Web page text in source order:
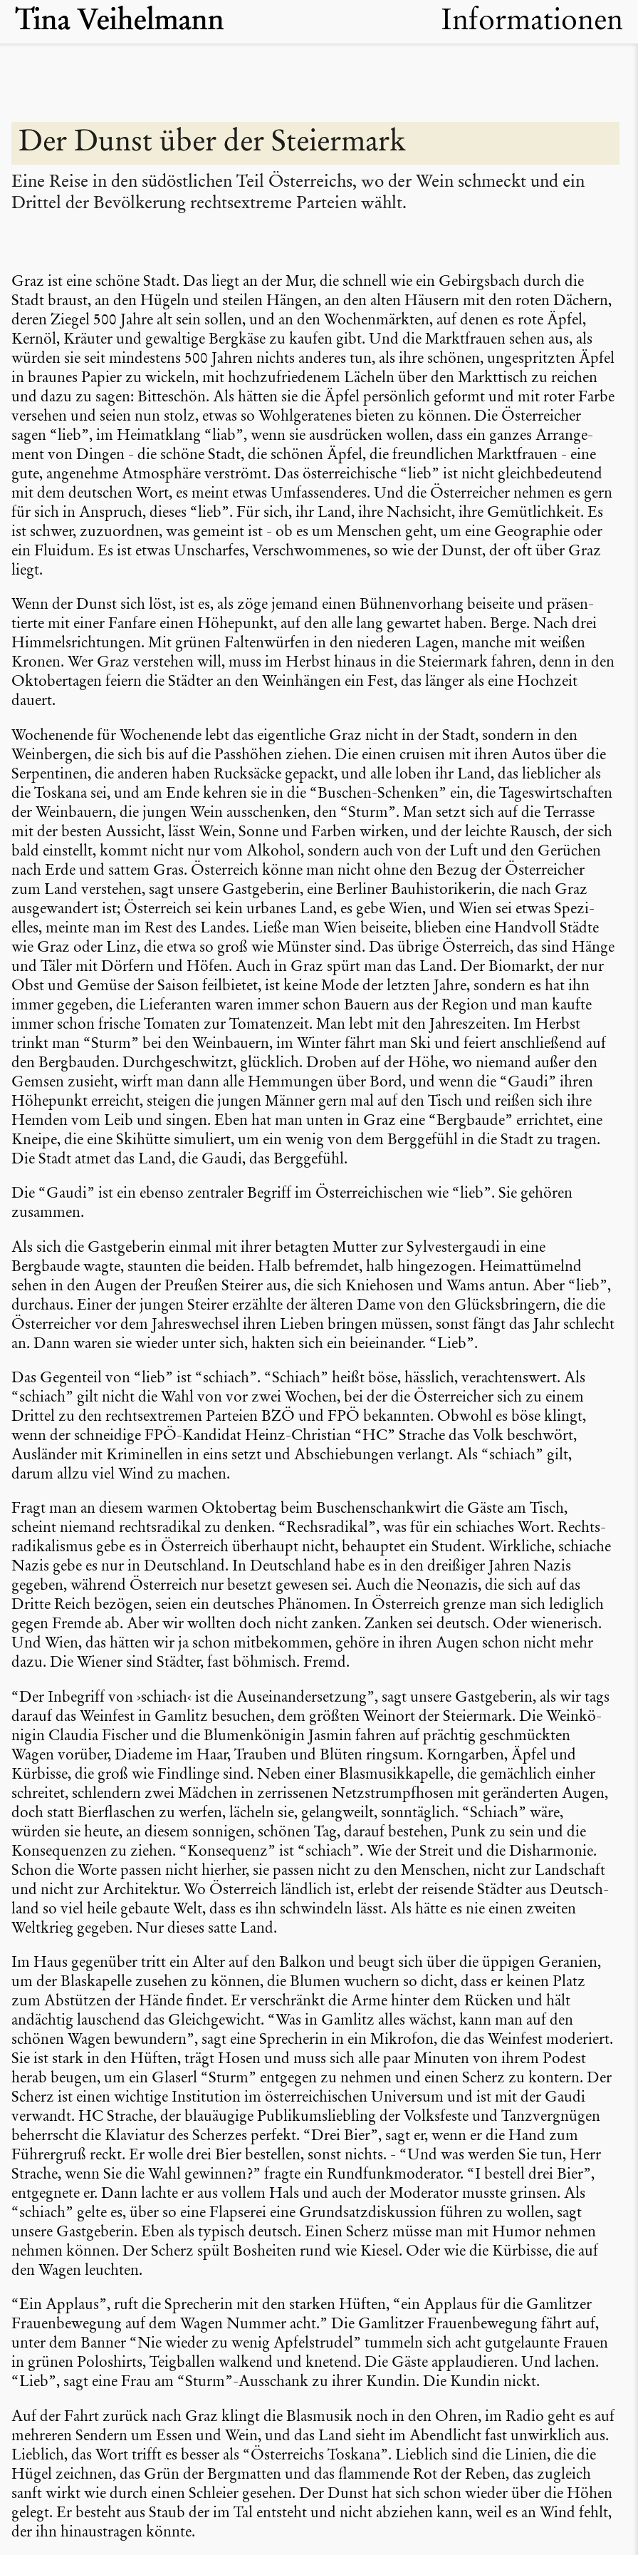
SkipTina Veihelmann Informationen
Der Dunst über der Steier­mark
Eine Reise in den südöst­li­chen Teil Öster­reichs, wo der Wein schmeckt und ein
Drittel der Bevöl­ke­rung rechts­extreme Parteien wählt.
Graz ist eine schöne Stadt. Das liegt an der Mur, die schnell wie ein Gebirgs­bach durch die
Stadt braust, an den Hügeln und steilen Hängen, an den alten Häusern mit den roten Dächern,
deren Ziegel 500 Jahre alt sein sollen, und an den Wochen­märkten, auf denen es rote Äpfel,
Kernöl, Kräuter und gewaltige Bergkäse zu kaufen gibt. Und die Markt­frauen sehen aus, als
würden sie seit mindes­tens 500 Jahren nichts anderes tun, als ihre schönen, ungespritzten Äpfel
in braunes Papier zu wickeln, mit hochzu­frie­denem Lächeln über den Markt­tisch zu reichen
und dazu zu sagen: Bitte­schön. Als hätten sie die Äpfel persön­lich geformt und mit roter Farbe
versehen und seien nun stolz, etwas so Wohlge­ra­tenes bieten zu können. Die Öster­rei­cher
sagen “lieb”, im Heimat­klang “liab”, wenn sie ausdrü­cken wollen, dass ein ganzes Arran­ge­
ment von Dingen - die schöne Stadt, die schönen Äpfel, die freund­li­chen Markt­frauen - eine
gute, angenehme Atmosphäre verströmt. Das öster­rei­chi­sche “lieb” ist nicht gleich­be­deu­tend
mit dem deutschen Wort, es meint etwas Umfas­sen­deres. Und die Öster­rei­cher nehmen es gern
für sich in Anspruch, dieses “lieb”. Für sich, ihr Land, ihre Nachsicht, ihre Gemüt­lich­keit. Es
ist schwer, zuzuordnen, was gemeint ist - ob es um Menschen geht, um eine Geogra­phie oder
ein Fluidum. Es ist etwas Unscharfes, Verschwom­menes, so wie der Dunst, der oft über Graz
liegt.
Wenn der Dunst sich löst, ist es, als zöge jemand einen Bühnen­vor­hang beiseite und präsen­
tierte mit einer Fanfare einen Höhepunkt, auf den alle lang gewartet haben. Berge. Nach drei
Himmels­rich­tungen. Mit grünen Falten­würfen in den niederen Lagen, manche mit weißen
Kronen. Wer Graz verstehen will, muss im Herbst hinaus in die Steier­mark fahren, denn in den
Oktober­tagen feiern die Städter an den Weinhängen ein Fest, das länger als eine Hochzeit
dauert.
Wochen­ende für Wochen­ende lebt das eigent­liche Graz nicht in der Stadt, sondern in den
Weinbergen, die sich bis auf die Passhöhen ziehen. Die einen cruisen mit ihren Autos über die
Serpen­tinen, die anderen haben Rucksäcke gepackt, und alle loben ihr Land, das liebli­cher als
die Toskana sei, und am Ende kehren sie in die “Buschen-Schenken” ein, die Tages­wirt­schaften
der Weinbauern, die jungen Wein ausschenken, den “Sturm”. Man setzt sich auf die Terrasse
mit der besten Aussicht, lässt Wein, Sonne und Farben wirken, und der leichte Rausch, der sich
bald einstellt, kommt nicht nur vom Alkohol, sondern auch von der Luft und den Gerüchen
nach Erde und sattem Gras. Öster­reich könne man nicht ohne den Bezug der Öster­rei­cher
zum Land verstehen, sagt unsere Gastge­berin, eine Berliner Bauhis­to­ri­kerin, die nach Graz
ausge­wan­dert ist; Öster­reich sei kein urbanes Land, es gebe Wien, und Wien sei etwas Spezi­
elles, meinte man im Rest des Landes. Ließe man Wien beiseite, blieben eine Handvoll Städte
wie Graz oder Linz, die etwa so groß wie Münster sind. Das übrige Öster­reich, das sind Hänge
und Täler mit Dörfern und Höfen. Auch in Graz spürt man das Land. Der Biomarkt, der nur
Obst und Gemüse der Saison feilbietet, ist keine Mode der letzten Jahre, sondern es hat ihn
immer gegeben, die Liefe­ranten waren immer schon Bauern aus der Region und man kaufte
immer schon frische Tomaten zur Tomaten­zeit. Man lebt mit den Jahres­zeiten. Im Herbst
trinkt man “Sturm” bei den Weinbauern, im Winter fährt man Ski und feiert anschlie­ßend auf
den Bergbauden. Durch­ge­schwitzt, glücklich. Droben auf der Höhe, wo niemand außer den
Gemsen zusieht, wirft man dann alle Hemmungen über Bord, und wenn die “Gaudi” ihren
Höhepunkt erreicht, steigen die jungen Männer gern mal auf den Tisch und reißen sich ihre
Hemden vom Leib und singen. Eben hat man unten in Graz eine “Bergbaude” errichtet, eine
Kneipe, die eine Skihütte simuliert, um ein wenig von dem Bergge­fühl in die Stadt zu tragen.
Die Stadt atmet das Land, die Gaudi, das Bergge­fühl.
Die “Gaudi” ist ein ebenso zentraler Begriff im Öster­rei­chi­schen wie “lieb”. Sie gehören
zusammen.
Als sich die Gastge­berin einmal mit ihrer betagten Mutter zur Sylves­ter­gaudi in eine
Bergbaude wagte, staunten die beiden. Halb befremdet, halb hinge­zogen. Heimat­tü­melnd
sehen in den Augen der Preußen Steirer aus, die sich Kniehosen und Wams antun. Aber “lieb”,
durchaus. Einer der jungen Steirer erzählte der älteren Dame von den Glücks­brin­gern, die die
Öster­rei­cher vor dem Jahres­wechsel ihren Lieben bringen müssen, sonst fängt das Jahr schlecht
an. Dann waren sie wieder unter sich, hakten sich ein beiein­ander. “Lieb”.
Das Gegenteil von “lieb” ist “schiach”. “Schiach” heißt böse, hässlich, verach­tens­wert. Als
“schiach” gilt nicht die Wahl von vor zwei Wochen, bei der die Öster­rei­cher sich zu einem
Drittel zu den rechts­extremen Parteien BZÖ und FPÖ bekannten. Obwohl es böse klingt,
wenn der schnei­dige FPÖ-Kandidat Heinz-Christian “HC” Strache das Volk beschwört,
Ausländer mit Krimi­nellen in eins setzt und Abschie­bungen verlangt. Als “schiach” gilt,
darum allzu viel Wind zu machen.
Fragt man an diesem warmen Oktobertag beim Buschen­schank­wirt die Gäste am Tisch,
scheint niemand rechts­ra­dikal zu denken. “Rechs­ra­dikal”, was für ein schiaches Wort. Rechts­
ra­di­ka­lismus gebe es in Öster­reich überhaupt nicht, behauptet ein Student. Wirkliche, schiache
Nazis gebe es nur in Deutsch­land. In Deutsch­land habe es in den dreißiger Jahren Nazis
gegeben, während Öster­reich nur besetzt gewesen sei. Auch die Neonazis, die sich auf das
Dritte Reich bezögen, seien ein deutsches Phänomen. In Öster­reich grenze man sich lediglich
gegen Fremde ab. Aber wir wollten doch nicht zanken. Zanken sei deutsch. Oder wiene­risch.
Und Wien, das hätten wir ja schon mitbe­kommen, gehöre in ihren Augen schon nicht mehr
dazu. Die Wiener sind Städter, fast böhmisch. Fremd.
“Der Inbegriff von ›schiach‹ ist die Ausein­an­der­set­zung”, sagt unsere Gastge­berin, als wir tags
darauf das Weinfest in Gamlitz besuchen, dem größten Weinort der Steier­mark. Die Weinkö­
nigin Claudia Fischer und die Blumen­kö­nigin Jasmin fahren auf prächtig geschmückten
Wagen vorüber, Diademe im Haar, Trauben und Blüten ringsum. Korngarben, Äpfel und
Kürbisse, die groß wie Findlinge sind. Neben einer Blasmu­sik­ka­pelle, die gemäch­lich einher
schreitet, schlen­dern zwei Mädchen in zerris­senen Netzstrumpf­hosen mit gerän­derten Augen,
doch statt Bierfla­schen zu werfen, lächeln sie, gelang­weilt, sonntäg­lich. “Schiach” wäre,
würden sie heute, an diesem sonnigen, schönen Tag, darauf bestehen, Punk zu sein und die
Konse­quenzen zu ziehen. “Konse­quenz” ist “schiach”. Wie der Streit und die Dishar­monie.
Schon die Worte passen nicht hierher, sie passen nicht zu den Menschen, nicht zur Landschaft
und nicht zur Archi­tektur. Wo Öster­reich ländlich ist, erlebt der reisende Städter aus Deutsch­
land so viel heile gebaute Welt, dass es ihn schwin­deln lässt. Als hätte es nie einen zweiten
Weltkrieg gegeben. Nur dieses satte Land.
Im Haus gegenüber tritt ein Alter auf den Balkon und beugt sich über die üppigen Geranien,
um der Blaska­pelle zusehen zu können, die Blumen wuchern so dicht, dass er keinen Platz
zum Abstützen der Hände findet. Er verschränkt die Arme hinter dem Rücken und hält
andächtig lauschend das Gleich­ge­wicht. “Was in Gamlitz alles wächst, kann man auf den
schönen Wagen bewundern”, sagt eine Sprecherin in ein Mikrofon, die das Weinfest moderiert.
Sie ist stark in den Hüften, trägt Hosen und muss sich alle paar Minuten von ihrem Podest
herab beugen, um ein Glaserl “Sturm” entgegen zu nehmen und einen Scherz zu kontern. Der
Scherz ist einen wichtige Insti­tu­tion im öster­rei­chi­schen Universum und ist mit der Gaudi
verwandt. HC Strache, der blauäu­gige Publi­kums­lieb­ling der Volks­feste und Tanzver­gnügen
beherrscht die Klaviatur des Scherzes perfekt. “Drei Bier”, sagt er, wenn er die Hand zum
Führer­gruß reckt. Er wolle drei Bier bestellen, sonst nichts. - “Und was werden Sie tun, Herr
Strache, wenn Sie die Wahl gewinnen?” fragte ein Rundfunk­mo­de­rator. “I bestell drei Bier”,
entgeg­nete er. Dann lachte er aus vollem Hals und auch der Moderator musste grinsen. Als
“schiach” gelte es, über so eine Flapserei eine Grund­satz­dis­kus­sion führen zu wollen, sagt
unsere Gastge­berin. Eben als typisch deutsch. Einen Scherz müsse man mit Humor nehmen
nehmen können. Der Scherz spült Bosheiten rund wie Kiesel. Oder wie die Kürbisse, die auf
den Wagen leuchten.
“Ein Applaus”, ruft die Sprecherin mit den starken Hüften, “ein Applaus für die Gamlitzer
Frauen­be­we­gung auf dem Wagen Nummer acht.” Die Gamlitzer Frauen­be­we­gung fährt auf,
unter dem Banner “Nie wieder zu wenig Apfel­strudel” tummeln sich acht gutge­launte Frauen
in grünen Poloshirts, Teigballen walkend und knetend. Die Gäste applau­dieren. Und lachen.
“Lieb”, sagt eine Frau am “Sturm”-Ausschank zu ihrer Kundin. Die Kundin nickt.
Auf der Fahrt zurück nach Graz klingt die Blasmusik noch in den Ohren, im Radio geht es auf
mehreren Sendern um Essen und Wein, und das Land sieht im Abend­licht fast unwirk­lich aus.
Lieblich, das Wort trifft es besser als “Öster­reichs Toskana”. Lieblich sind die Linien, die die
Hügel zeichnen, das Grün der Bergmatten und das flammende Rot der Reben, das zugleich
sanft wirkt wie durch einen Schleier gesehen. Der Dunst hat sich schon wieder über die Höhen
gelegt. Er besteht aus Staub der im Tal entsteht und nicht abziehen kann, weil es an Wind fehlt,
der ihn hinaus­tragen könnte.